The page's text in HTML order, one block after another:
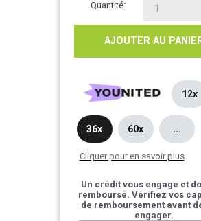
Quantité:
AJOUTER AU
12x
36x 60x ...
Cliquer pour en savoir plus
Un crédit vous engage et
remboursé. Vérifiez vos
de remboursement avant
engager.